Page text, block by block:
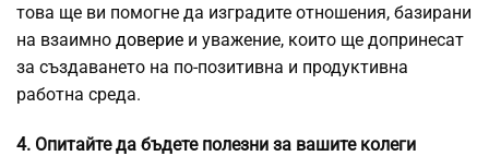
това ще ви помогне да изградите отношения, базирани
на взаимно доверие и уважение, които ще допринесат
за създаването на по-позитивна и продуктивна
работна среда.
4. Опитайте да бъдете полезни за вашите колеги